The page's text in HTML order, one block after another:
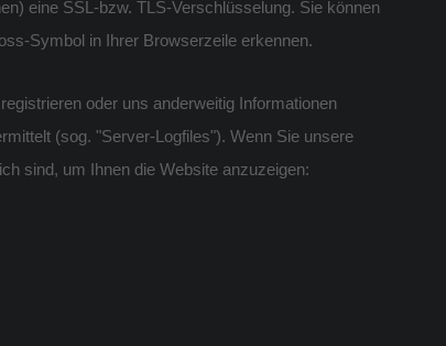
eine SSL-bzw. TLS-Verschlüsselung. Sie können
Symbol in Ihrer Browserzeile erkennen.
oder uns anderweitig Informationen
(sog. "Server-Logfiles"). Wenn Sie unsere
sind, um Ihnen die Website anzuzeigen: